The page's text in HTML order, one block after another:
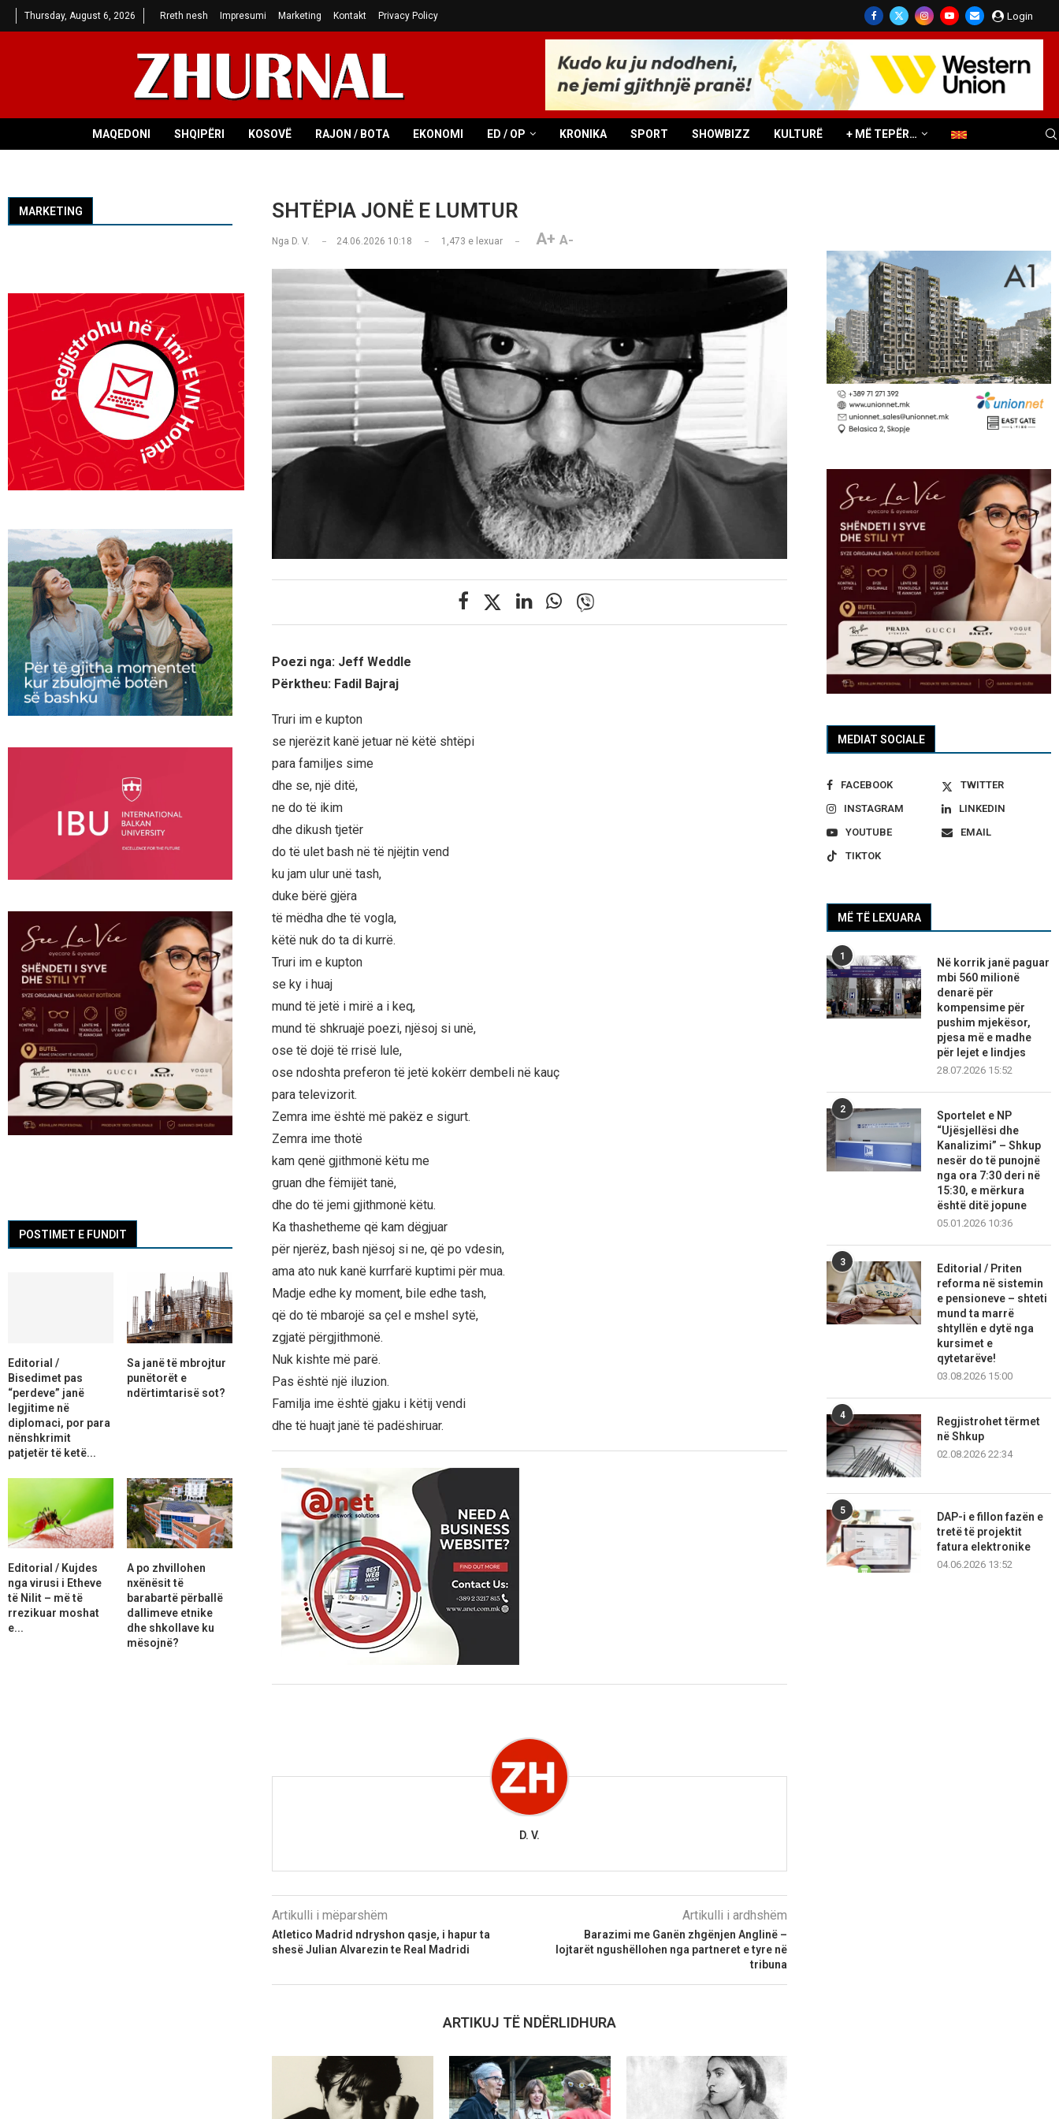
Thursday, August 6, 2026 Rreth nesh Impresumi Marketing Kontakt Privacy Policy Login
MAQEDONI SHQIPËRI KOSOVË RAJON / BOTA EKONOMI ED / OP KRONIKA SPORT SHOWBIZZ KULTURË + MË TEPËR…
SHTËPIA JONË E LUMTUR
Nga D. V. 24.06.2026 10:18 1,473 e lexuar A+ A-
Poezi nga: Jeff Weddle
Përktheu: Fadil Bajraj
Truri im e kupton
se njerëzit kanë jetuar në këtë shtëpi
para familjes sime
dhe se, një ditë,
ne do të ikim
dhe dikush tjetër
do të ulet bash në të njëjtin vend
ku jam ulur unë tash,
duke bërë gjëra
të mëdha dhe të vogla,
këtë nuk do ta di kurrë.
Truri im e kupton
se ky i huaj
mund të jetë i mirë a i keq,
mund të shkruajë poezi, njësoj si unë,
ose të dojë të rrisë lule,
ose ndoshta preferon të jetë kokërr dembeli në kauç
para televizorit.
Zemra ime është më pakëz e sigurt.
Zemra ime thotë
kam qenë gjithmonë këtu me
gruan dhe fëmijët tanë,
dhe do të jemi gjithmonë këtu.
Ka thashetheme që kam dëgjuar
për njerëz, bash njësoj si ne, që po vdesin,
ama ato nuk kanë kurrfarë kuptimi për mua.
Madje edhe ky moment, bile edhe tash,
që do të mbarojë sa çel e mshel sytë,
zgjatë përgjithmonë.
Nuk kishte më parë.
Pas është një iluzion.
Familja ime është gjaku i këtij vendi
dhe të huajt janë të padëshiruar.
D. V.
Artikulli i mëparshëm
Atletico Madrid ndryshon qasje, i hapur ta
shesë Julian Alvarezin te Real Madridi
Artikulli i ardhshëm
Barazimi me Ganën zhgënjen Anglinë –
lojtarët ngushëllohen nga partneret e tyre në
tribuna
ARTIKUJ TË NDËRLIDHURA
MEDIAT SOCIALE
FACEBOOK
TWITTER
INSTAGRAM
LINKEDIN
YOUTUBE
EMAIL
TIKTOK
MË TË LEXUARA
1
Në korrik janë paguar
mbi 560 milionë
denarë për
kompensime për
pushim mjekësor,
pjesa më e madhe
për lejet e lindjes
28.07.2026 15:52
2
Sportelet e NP
“Ujësjellësi dhe
Kanalizimi” – Shkup
nesër do të punojnë
nga ora 7:30 deri në
15:30, e mërkura
është ditë jopune
05.01.2026 10:36
3
Editorial / Priten
reforma në sistemin
e pensioneve – shteti
mund ta marrë
shtyllën e dytë nga
kursimet e
qytetarëve!
03.08.2026 15:00
4
Regjistrohet tërmet
në Shkup
02.08.2026 22:34
5
DAP-i e fillon fazën e
tretë të projektit
fatura elektronike
04.06.2026 13:52
MARKETING
POSTIMET E FUNDIT
Editorial /
Bisedimet pas
“perdeve” janë
legjitime në
diplomaci, por para
nënshkrimit
patjetër të ketë...
Sa janë të mbrojtur
punëtorët e
ndërtimtarisë sot?
Editorial / Kujdes
nga virusi i Etheve
të Nilit – më të
rrezikuar moshat
e...
A po zhvillohen
nxënësit të
barabartë përballë
dallimeve etnike
dhe shkollave ku
mësojnë?